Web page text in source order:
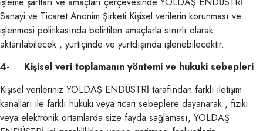
Sanayi ve Ticaret Anonim Şirketi Kişisel verilerin korunması ve
işlenmesi politikasında belirtilen amaçlarla sınırlı olarak
aktarılabilecek , yurtiçinde ve yurtdışında işlenebilecektir.
4- Kişisel veri toplamanın yöntemi ve hukuki sebepleri
Kişisel verileriniz YOLDAŞ ENDÜSTRİ tarafından farklı iletişim
kanalları ile farklı hukuki veya ticari sebeplere dayanarak , fiziki
veya elektronik ortamlarda size fayda sağlaması, YOLDAŞ